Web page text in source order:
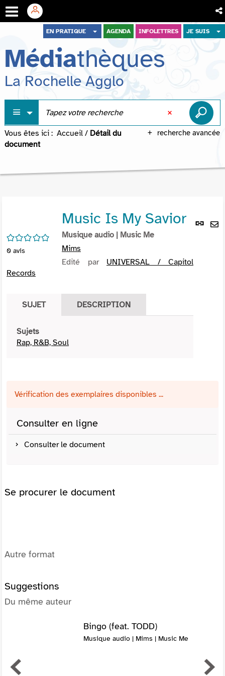
menu
contenu
recherche
EN PRATIQUE AGENDA INFOLETTRES JE SUIS
Médiathèques
La Rochelle Agglo
recherche avancée
Vous êtes ici : Accueil / Détail du
document
Lien
/5
0 avis
Music Is My Savior
Musique audio | Music Me
Mims
Edité par UNIVERSAL / Capitol
Records
SUJET DESCRIPTION
Sujets
Rap, R&B, Soul
Vérification des exemplaires disponibles ...
Consulter en ligne
Consulter le document
Se procurer le document
Autre format
Suggestions
Du même auteur
Bingo (feat. TODD)
Musique audio | Mims | Music Me